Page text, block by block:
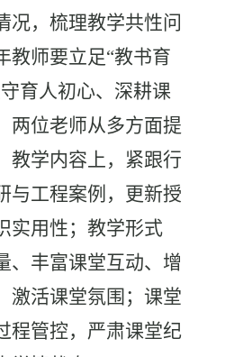
况，梳理教学共性问
教师要立足“教书育
育人初心、深耕课
两位老师从多方面提
教学内容上，紧跟行
与工程案例，更新授
实用性；教学形式
、丰富课堂互动、增
激活课堂氛围；课堂
程管控，严肃课堂纪